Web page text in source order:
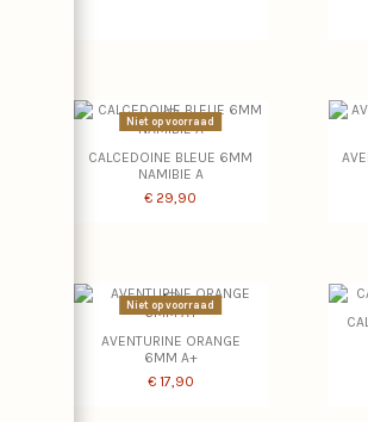
Niet op voorraad
CALCEDOINE BLEUE 6MM
NAMIBIE A
€ 29,90
Niet op voorraad
AVENTURINE ORANGE
6MM A+
€ 17,90